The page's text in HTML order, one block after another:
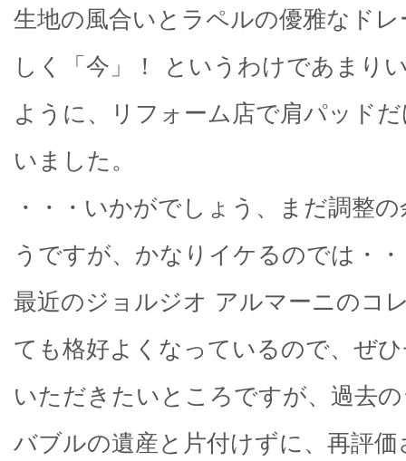
生地の風合いとラペルの優雅なド
しく「今」！ というわけであまり
ように、リフォーム店で肩パッド
いました。
・・・いかがでしょう、まだ調整
うですが、かなりイケるのでは・
最近のジョルジオ アルマーニのコ
ても格好よくなっているので、ぜ
いただきたいところですが、過去
バブルの遺産と片付けずに、再評